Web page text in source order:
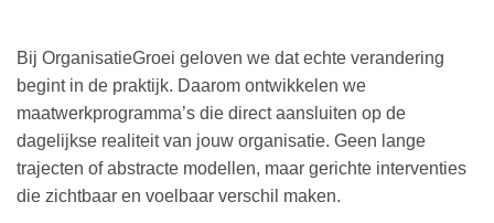
Bij OrganisatieGroei geloven we dat echte verandering
begint in de praktijk. Daarom ontwikkelen we
maatwerkprogramma’s die direct aansluiten op de
dagelijkse realiteit van jouw organisatie. Geen lange
trajecten of abstracte modellen, maar gerichte interventies
die zichtbaar en voelbaar verschil maken.